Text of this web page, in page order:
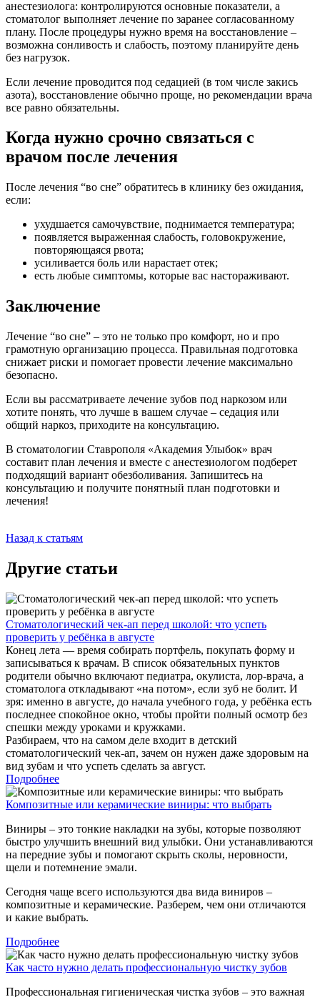
анестезиолога: контролируются основные показатели, а
стоматолог выполняет лечение по заранее согласованному
плану. После процедуры нужно время на восстановление –
возможна сонливость и слабость, поэтому планируйте день
без нагрузок.
Если лечение проводится под седацией (в том числе закись
азота), восстановление обычно проще, но рекомендации врача
все равно обязательны.
Когда нужно срочно связаться с
врачом после лечения
После лечения “во сне” обратитесь в клинику без ожидания,
если:
ухудшается самочувствие, поднимается температура;
появляется выраженная слабость, головокружение,
повторяющаяся рвота;
усиливается боль или нарастает отек;
есть любые симптомы, которые вас настораживают.
Заключение
Лечение “во сне” – это не только про комфорт, но и про
грамотную организацию процесса. Правильная подготовка
снижает риски и помогает провести лечение максимально
безопасно.
Если вы рассматриваете лечение зубов под наркозом или
хотите понять, что лучше в вашем случае – седация или
общий наркоз, приходите на консультацию.
В стоматологии Ставрополя «Академия Улыбок» врач
составит план лечения и вместе с анестезиологом подберет
подходящий вариант обезболивания. Запишитесь на
консультацию и получите понятный план подготовки и
лечения!
Назад к статьям
Другие статьи
Стоматологический чек-ап перед школой: что успеть
проверить у ребёнка в августе
Конец лета — время собирать портфель, покупать форму и
записываться к врачам. В список обязательных пунктов
родители обычно включают педиатра, окулиста, лор-врача, а
стоматолога откладывают «на потом», если зуб не болит. И
зря: именно в августе, до начала учебного года, у ребёнка есть
последнее спокойное окно, чтобы пройти полный осмотр без
спешки между уроками и кружками.
Разбираем, что на самом деле входит в детский
стоматологический чек-ап, зачем он нужен даже здоровым на
вид зубам и что успеть сделать за август.
Подробнее
Композитные или керамические виниры: что выбрать
Виниры – это тонкие накладки на зубы, которые позволяют
быстро улучшить внешний вид улыбки. Они устанавливаются
на передние зубы и помогают скрыть сколы, неровности,
щели и потемнение эмали.
Сегодня чаще всего используются два вида виниров –
композитные и керамические. Разберем, чем они отличаются
и какие выбрать.
Подробнее
Как часто нужно делать профессиональную чистку зубов
Профессиональная гигиеническая чистка зубов – это важная